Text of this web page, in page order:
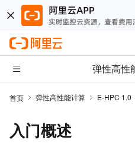
弹性高性
首页 弹性高性能计算 E-HPC 1.0
入门概述